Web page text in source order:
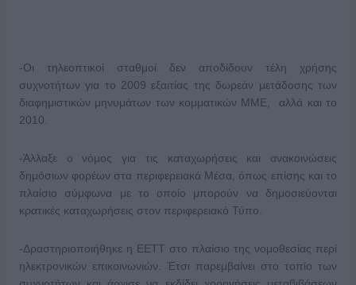
-Οι τηλεοπτικοί σταθμοί δεν αποδίδουν τέλη χρήσης
συχνοτήτων για το 2009 εξαιτίας της δωρεάν μετάδοσης των
διαφημιστικών μηνυμάτων των κομματικών ΜΜΕ, αλλά και το
2010.
-Άλλαξε ο νόμος για τις καταχωρήσεις και ανακοινώσεις
δημόσιων φορέων στα περιφερειακά Μέσα, όπως επίσης και το
πλαίσιο σύμφωνα με το οποίο μπορούν να δημοσιεύονται
κρατικές καταχωρήσεις στον περιφερειακό Τύπο.
-Δραστηριοποιήθηκε η ΕΕΤΤ στο πλαίσιο της νομοθεσίας περί
ηλεκτρονικών επικοινωνιών. Έτσι παρεμβαίνει στο τοπίο των